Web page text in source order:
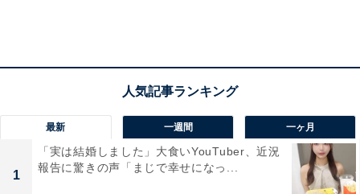
最新 一週間 一ヶ月
1
「実は結婚しました」大食いYouTuber、近況
報告に驚きの声「まじで幸せになっ...